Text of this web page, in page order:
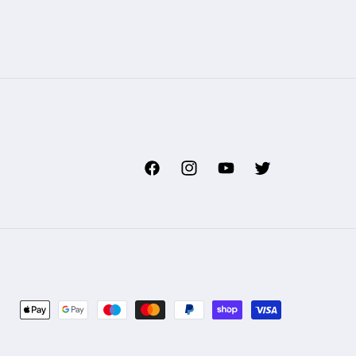
FacebookInstagramYouTubeTwitter
Zahlungsmethoden